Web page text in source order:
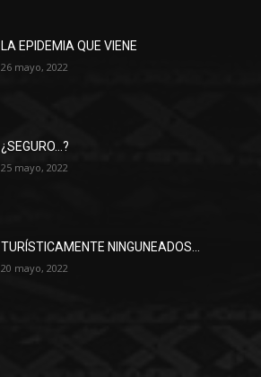
LA EPIDEMIA QUE VIENE
26 mayo, 2022
¿SEGURO…?
25 mayo, 2022
TURÍSTICAMENTE NINGUNEADOS…
20 mayo, 2022